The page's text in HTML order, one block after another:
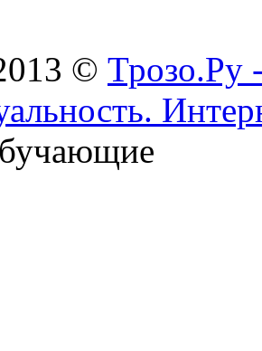
© Трозо.Ру